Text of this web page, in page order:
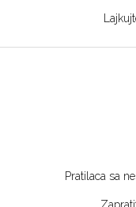
Pratilaca sa